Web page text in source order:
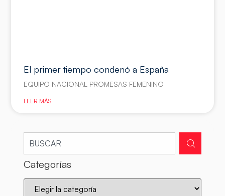
El primer tiempo condenó a España
EQUIPO NACIONAL PROMESAS FEMENINO
LEER MÁS
Categorías